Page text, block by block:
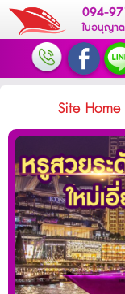
094-
ใบอนุญา
Site Home